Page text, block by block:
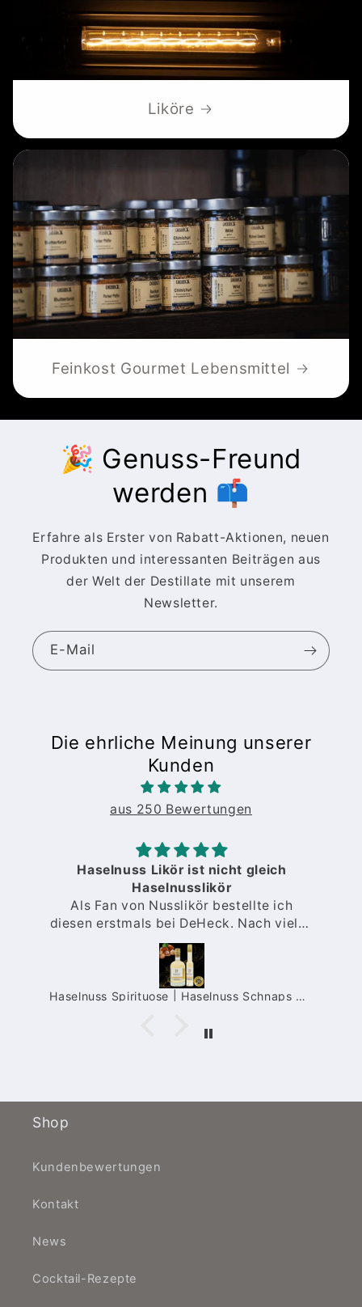
Liköre
Feinkost Gourmet Lebensmittel
🎉 Genuss-Freund
werden 📫
Erfahre als Erster von Rabatt-Aktionen, neuen
Produkten und interessanten Beiträgen aus
der Welt der Destillate mit unserem
Newsletter.
E-Mail
Die ehrliche Meinung unserer
Kunden
aus 250 Bewertungen
Haselnuss Likör ist nicht gleich
Haselnusslikör
Als Fan von Nusslikör bestellte ich
diesen erstmals bei DeHeck. Nach vielen
Proben anderer Sorten von
verschiedenen Anbietern stellte ich fest,
dass manche zu intensiv nach Nuss
schmecken, manche nur Nussbrände
Nusslikör exakt nach meinem
Haselnuss Spirituose | Haselnuss Schnaps mit intensivem Nuss-Geschmack | 35%
Shop
Kundenbewertungen
Kontakt
News
Cocktail-Rezepte